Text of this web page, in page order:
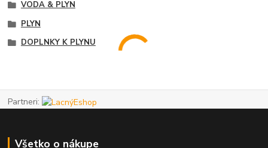
VODA & PLYN
PLYN
DOPLNKY K PLYNU
Partneri:
Všetko o nákupe